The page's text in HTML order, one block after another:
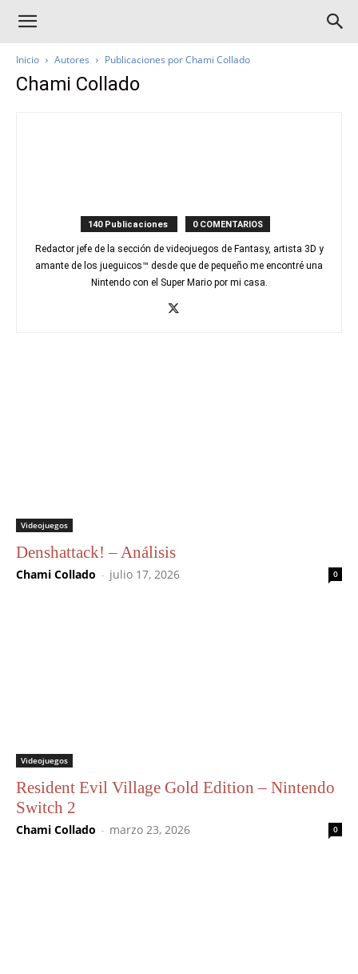
Inicio Autores Publicaciones por Chami Collado
Chami Collado
140 Publicaciones 0 COMENTARIOS
Redactor jefe de la sección de videojuegos de Fantasy, artista 3D y
amante de los jueguicos™ desde que de pequeño me encontré una
Nintendo con el Super Mario por mi casa.
Videojuegos
Denshattack! – Análisis
Chami Collado - julio 17, 2026 0
Videojuegos
Resident Evil Village Gold Edition – Nintendo
Switch 2
Chami Collado - marzo 23, 2026 0